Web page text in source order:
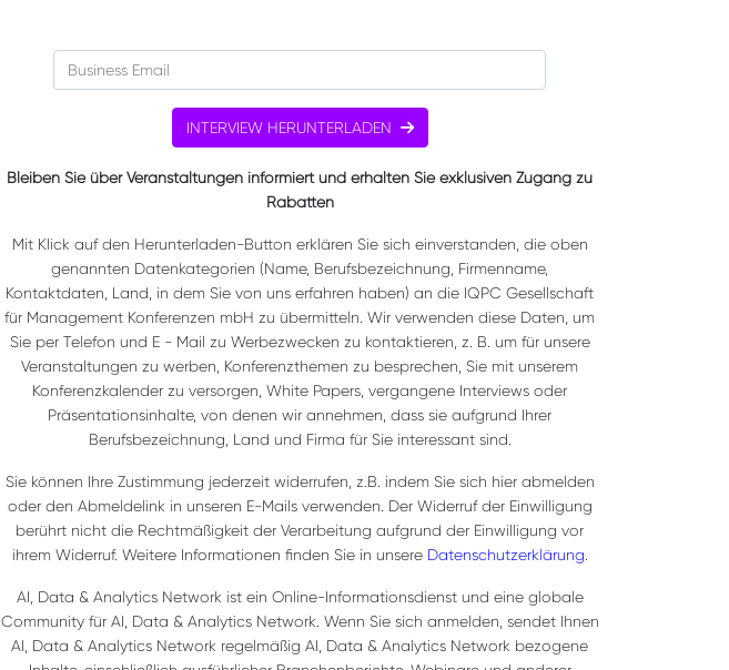
INTERVIEW HERUNTERLADEN
Bleiben Sie über Veranstaltungen informiert und erhalten Sie exklusiven Zugang zu
Rabatten
Mit Klick auf den Herunterladen-Button erklären Sie sich einverstanden, die oben
genannten Datenkategorien (Name, Berufsbezeichnung, Firmenname,
Kontaktdaten, Land, in dem Sie von uns erfahren haben) an die IQPC Gesellschaft
für Management Konferenzen mbH zu übermitteln. Wir verwenden diese Daten, um
Sie per Telefon und E - Mail zu Werbezwecken zu kontaktieren, z. B. um für unsere
Veranstaltungen zu werben, Konferenzthemen zu besprechen, Sie mit unserem
Konferenzkalender zu versorgen, White Papers, vergangene Interviews oder
Präsentationsinhalte, von denen wir annehmen, dass sie aufgrund Ihrer
Berufsbezeichnung, Land und Firma für Sie interessant sind.
Sie können Ihre Zustimmung jederzeit widerrufen, z.B. indem Sie sich hier abmelden
oder den Abmeldelink in unseren E-Mails verwenden. Der Widerruf der Einwilligung
berührt nicht die Rechtmäßigkeit der Verarbeitung aufgrund der Einwilligung vor
ihrem Widerruf. Weitere Informationen finden Sie in unsere Datenschutzerklärung.
AI, Data & Analytics Network ist ein Online-Informationsdienst und eine globale
Community für AI, Data & Analytics Network. Wenn Sie sich anmelden, sendet Ihnen
AI, Data & Analytics Network regelmäßig AI, Data & Analytics Network bezogene